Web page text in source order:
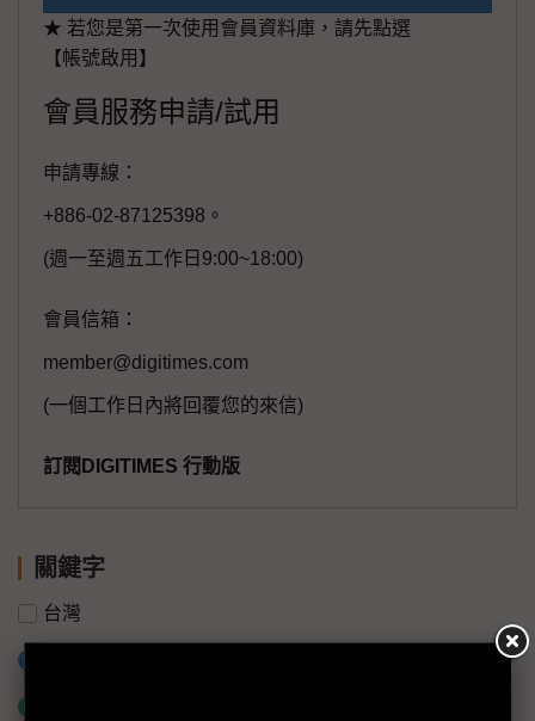
★ 若您是第一次使用會員資料庫，請先點選
【帳號啟用】
會員服務申請/試用
申請專線：
+886-02-87125398。
(週一至週五工作日9:00~18:00)
會員信箱：
member@digitimes.com
(一個工作日內將回覆您的來信)
訂閱DIGITIMES 行動版
關鍵字
台灣